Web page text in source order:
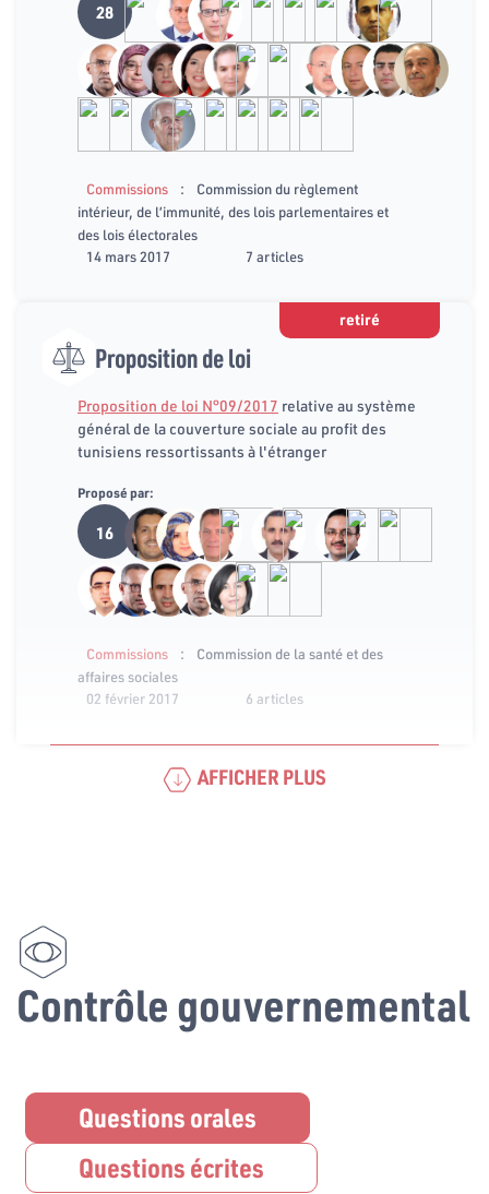
28
Commissions :
Commission du règlement
intérieur, de l’immunité, des lois parlementaires et
des lois électorales
14 mars 2017
7 articles
retiré
Proposition de loi
Proposition de loi N°09/2017 relative au système
général de la couverture sociale au profit des
tunisiens ressortissants à l'étranger
Proposé par:
16
Commissions :
Commission de la santé et des
affaires sociales
02 février 2017
6 articles
AFFICHER PLUS
Contrôle gouvernemental
Questions orales
Questions écrites